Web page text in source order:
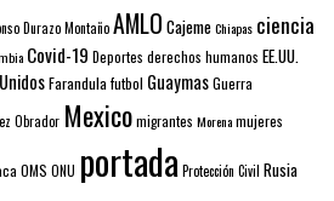
Durazo MontañoAMLO CajemeChiapas ciencia
Covid-19 Deportes derechos humanos EE.UU.
Farandulafutbol GuaymasGuerra
Obrador Mexicomigrantes Morenamujeres
OMS ONU portada Protección Civil Rusia